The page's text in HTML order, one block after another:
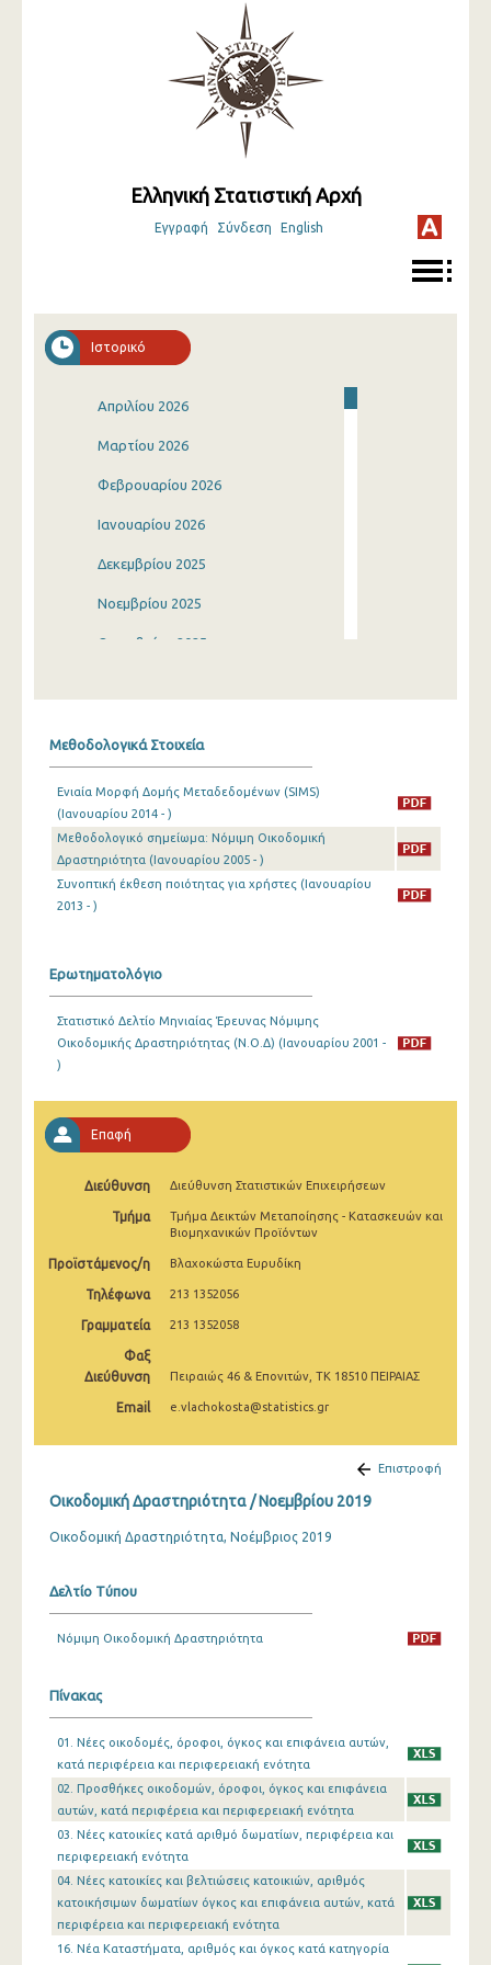
Ελληνική Στατιστική Αρχή
Εγγραφή Σύνδεση English
Ιστορικό
Απριλίου 2026
Μαρτίου 2026
Φεβρουαρίου 2026
Ιανουαρίου 2026
Δεκεμβρίου 2025
Νοεμβρίου 2025
Οκτωβρίου 2025
Ιουνίου 2025
Μαΐου 2025
Απριλίου 2025
Ιανουαρίου 2025
Δεκεμβρίου 2024
Οκτωβρίου 2024
Σεπτεμβρίου 2024
Αυγούστου 2024
Ιουλίου 2024
Ιουνίου 2024
Απριλίου 2024
Δεκεμβρίου 2023
Οκτωβρίου 2023
Σεπτεμβρίου 2023
Ιουλίου 2023
Ιουνίου 2023
Μαΐου 2023
Απριλίου 2023
Μαρτίου 2023
Φεβρουαρίου 2023
Ιανουαρίου 2023
Μεθοδολογικά Στοιχεία
Ενιαία Μορφή Δομής Μεταδεδομένων (SIMS)
(Ιανουαρίου 2014 - )
Μεθοδολογικό σημείωμα: Νόμιμη Οικοδομική
Δραστηριότητα (Ιανουαρίου 2005 - )
Συνοπτική έκθεση ποιότητας για χρήστες (Ιανουαρίου
2013 - )
Ερωτηματολόγιο
Στατιστικό Δελτίο Μηνιαίας Έρευνας Νόμιμης
Οικοδομικής Δραστηριότητας (Ν.Ο.Δ) (Ιανουαρίου 2001 -
)
Επαφή
Διεύθυνση Διεύθυνση Στατιστικών Επιχειρήσεων
Τμήμα
Τμήμα Δεικτών Μεταποίησης - Κατασκευών και
Βιομηχανικών Προϊόντων
Προϊστάμενος/η Βλαχοκώστα Ευρυδίκη
Τηλέφωνα 213 1352056
Γραμματεία 213 1352058
Φαξ
Διεύθυνση
Πειραιώς 46 & Επονιτών, ΤΚ 18510 ΠΕΙΡΑΙΑΣ
Email e.vlachokosta@statistics.gr
Επιστροφή
Οικοδομική Δραστηριότητα / Νοεμβρίου 2019
Οικοδομική Δραστηριότητα, Νοέμβριος 2019
Δελτίο Τύπου
Νόμιμη Οικοδομική Δραστηριότητα
Πίνακας
01. Νέες οικοδομές, όροφοι, όγκος και επιφάνεια αυτών,
κατά περιφέρεια και περιφερειακή ενότητα
02. Προσθήκες οικοδομών, όροφοι, όγκος και επιφάνεια
αυτών, κατά περιφέρεια και περιφερειακή ενότητα
03. Νέες κατοικίες κατά αριθμό δωματίων, περιφέρεια και
περιφερειακή ενότητα
04. Νέες κατοικίες και βελτιώσεις κατοικιών, αριθμός
κατοικήσιμων δωματίων όγκος και επιφάνεια αυτών, κατά
περιφέρεια και περιφερειακή ενότητα
16. Νέα Καταστήματα, αριθμός και όγκος κατά κατηγορία